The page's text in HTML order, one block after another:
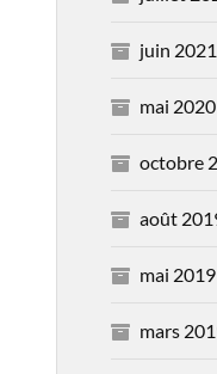
juin 2021
mai 2020
octobre
août
mai 2019
mars